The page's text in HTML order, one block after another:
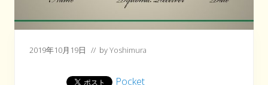
2019年10月19日 // byYoshimura
Pocket